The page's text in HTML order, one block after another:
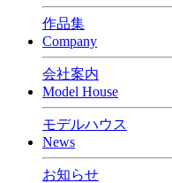
作品集
Company
会社案内
Model House
モデルハウス
News
お知らせ